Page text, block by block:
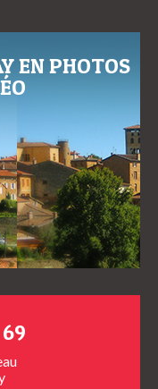
EN PHOTOS